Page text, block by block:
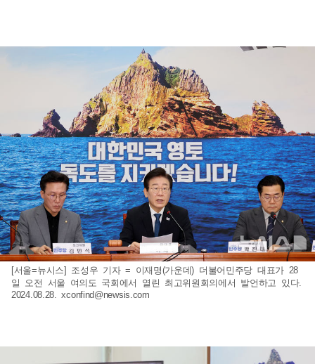
[서울=뉴시스] 조성우 기자 = 이재명(가운데) 더불어민주당 대표가 28
일 오전 서울 여의도 국회에서 열린 최고위원회의에서 발언하고 있다.
2024.08.28.xconfind@newsis.com